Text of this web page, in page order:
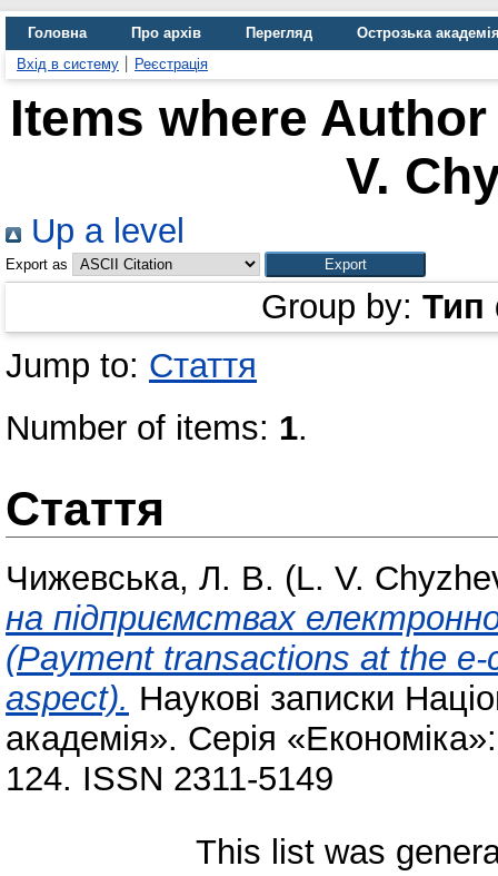
Головна Про архів Перегляд
Острозька
Вхід в систему
Реєстрація
Items where
V.
Up a level
Export as
Group by: Тип
Jump to: Стаття
Number of items: 1.
Стаття
Чижевська, Л. В. (L. V.
на підприємствах
(Payment transactions at the
aspect). Наукові записки
академія». Серія
124. ISSN 2311-5149
This list was